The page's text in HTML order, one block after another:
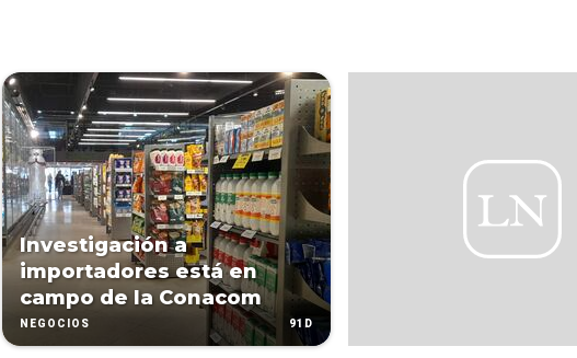
Investigación a
importadores está en
campo de la Conacom
NEGOCIOS 91D